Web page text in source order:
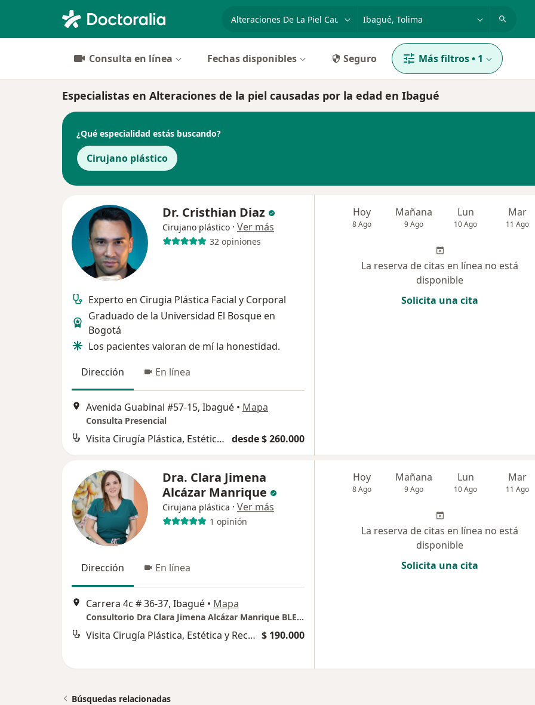
especialidad, enfermedad o nombre
p. ej. Bogotá
Consulta en línea Fechas disponibles Seguro Más filtros• 1
Especialistas en Alteraciones de la piel causadas por la edad en Ibagué
¿Qué especialidad estás buscando?
Cirujano plástico
Dr. Cristhian Diaz
Cirujano plástico · Ver más
32 opiniones
Experto en Cirugia Plástica Facial y Corporal
Graduado de la Universidad El Bosque en
Bogotá
Los pacientes valoran de mí la honestidad.
Dirección
En línea
Avenida Guabinal #57-15, Ibagué • Mapa
Consulta Presencial
Visita Cirugía Plástica, Estética y Reconstructiva desde $ 260.000
Hoy
8 Ago
Mañana
9 Ago
Lun
10 Ago
Mar
11 Ago
La reserva de citas en línea no está
disponible
Solicita una cita
Dra. Clara Jimena
Alcázar Manrique
Cirujana plástica · Ver más
1 opinión
Dirección En línea
Carrera 4c # 36-37, Ibagué • Mapa
Consultorio Dra Clara Jimena Alcázar Manrique BLEFAROPLASTIA - CIRUGIA DE PARPADOS
Visita Cirugía Plástica, Estética y Reconstructiva $ 190.000
Hoy
8 Ago
Mañana
9 Ago
Lun
10 Ago
Mar
11 Ago
La reserva de citas en línea no está
disponible
Solicita una cita
Búsquedas relacionadas